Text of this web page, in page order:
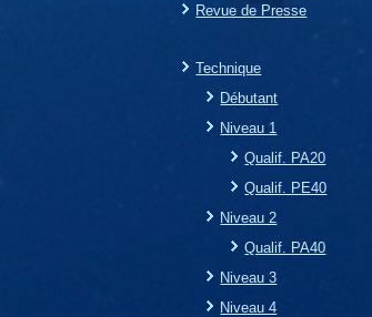
Revue de Presse
Technique
Débutant
Niveau 1
Qualif. PA20
Qualif. PE40
Niveau 2
Qualif. PA40
Niveau 3
Niveau 4